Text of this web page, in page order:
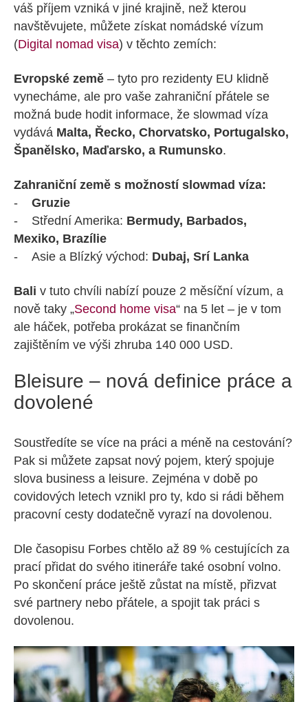
váš příjem vzniká v jiné krajině, než kterou
navštěvujete, můžete získat nomádské vízum
(Digital nomad visa) v těchto zemích:
Evropské země – tyto pro rezidenty EU klidně
vynecháme, ale pro vaše zahraniční přátele se
možná bude hodit informace, že slowmad víza
vydává Malta, Řecko, Chorvatsko, Portugalsko,
Španělsko, Maďarsko, a Rumunsko.
Zahraniční země s možností slowmad víza:
- Gruzie
- Střední Amerika: Bermudy, Barbados,
Mexiko, Brazílie
- Asie a Blízký východ: Dubaj, Srí Lanka
Bali v tuto chvíli nabízí pouze 2 měsíční vízum, a
nově taky „Second home visa“ na 5 let – je v tom
ale háček, potřeba prokázat se finančním
zajištěním ve výši zhruba 140 000 USD.
Bleisure – nová definice práce a
dovolené
Soustředíte se více na práci a méně na cestování?
Pak si můžete zapsat nový pojem, který spojuje
slova business a leisure. Zejména v době po
covidových letech vznikl pro ty, kdo si rádi během
pracovní cesty dodatečně vyrazí na dovolenou.
Dle časopisu Forbes chtělo až 89 % cestujících za
prací přidat do svého itineráře také osobní volno.
Po skončení práce ještě zůstat na místě, přizvat
své partnery nebo přátele, a spojit tak práci s
dovolenou.